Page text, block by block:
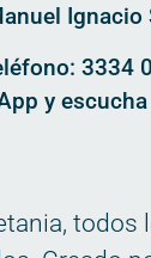
3334
y
todos